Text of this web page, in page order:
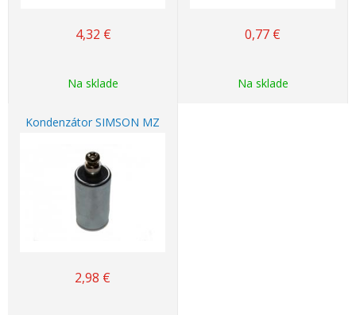
4,32 €
Na sklade
0,77 €
Na sklade
Kondenzátor SIMSON MZ
2,98 €